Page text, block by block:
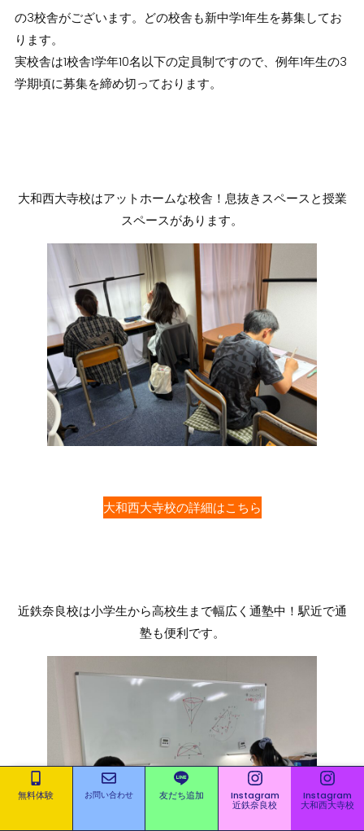
無料体験 お問い合わせ 友だち追加 Instagram
近鉄奈良校
Instagram
大和西大寺校
の3校舎がございます。どの校舎も新中学1年生を募集してお
ります。
実校舎は1校舎1学年10名以下の定員制ですので、例年1年生の3
学期頃に募集を締め切っております。
大和西大寺校はアットホームな校舎！息抜きスペースと授業
スペースがあります。
大和西大寺校の詳細はこちら
近鉄奈良校は小学生から高校生まで幅広く通塾中！駅近で通
塾も便利です。